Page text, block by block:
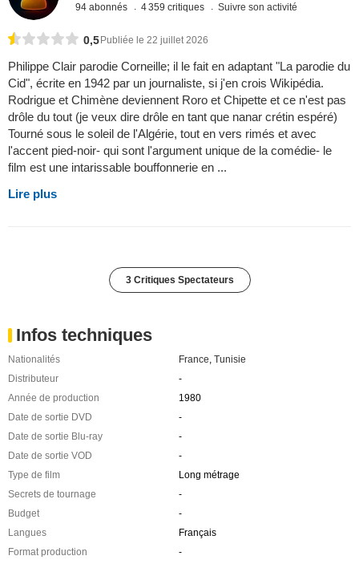
94 abonnés 4 359 critiques Suivre son activité
0,5 Publiée le 22 juillet 2026
Philippe Clair parodie Corneille; il le fait en adaptant "La parodie du
Cid", écrite en 1942 par un journaliste, si j'en crois Wikipédia.
Rodrigue et Chimène deviennent Roro et Chipette et ce n'est pas
drôle du tout (je veux dire drôle en tant que nanar crétin espéré)
Tourné sous le soleil de l'Algérie, tout en vers rimés et avec
l'accent pied-noir- qui sont l'argument unique de la comédie- le
film est une intarissable bouffonnerie en ...
Lire plus
3 Critiques Spectateurs
Infos techniques
Nationalités France, Tunisie
Distributeur
-
Année de production
1980
Date de sortie DVD
-
Date de sortie Blu-ray
-
Date de sortie VOD
-
Type de film
Long métrage
Secrets de tournage
-
Budget
-
Langues
Français
Format production
-